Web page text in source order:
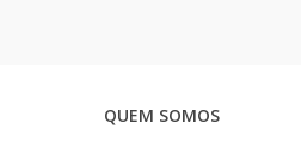
QUEM SOMOS